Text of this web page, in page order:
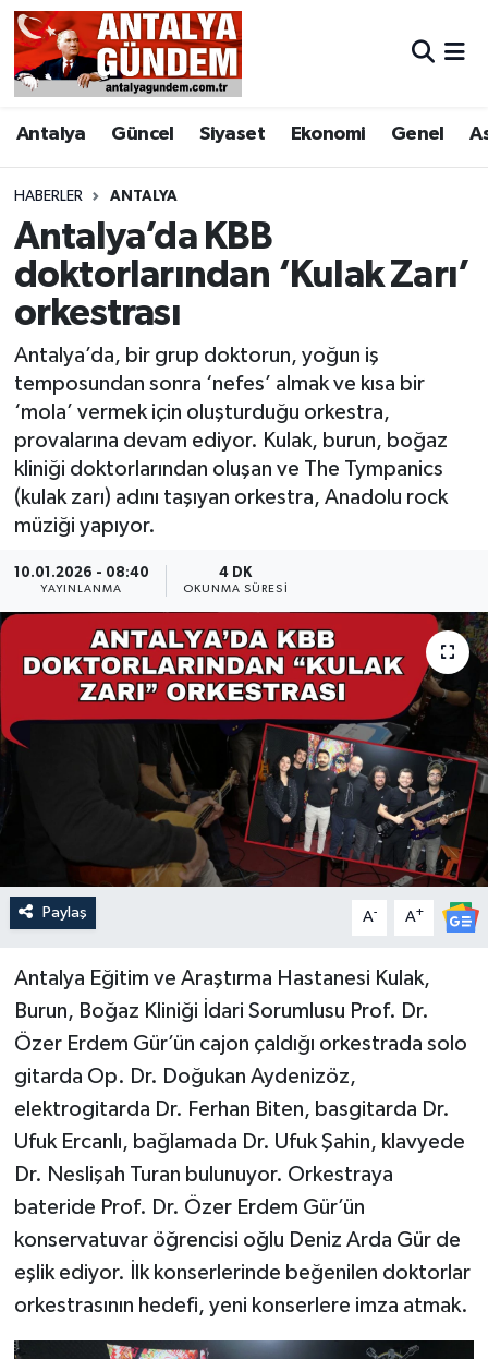
Antalya Güncel Siyaset Ekonomi Genel
HABERLER ANTALYA
Antalya’da KBB
doktorlarından ‘Kulak Zarı’
orkestrası
Antalya’da, bir grup doktorun, yoğun iş
temposundan sonra ‘nefes’ almak ve kısa bir
‘mola’ vermek için oluşturduğu orkestra,
provalarına devam ediyor. Kulak, burun, boğaz
kliniği doktorlarından oluşan ve The Tympanics
(kulak zarı) adını taşıyan orkestra, Anadolu rock
müziği yapıyor.
10.01.2026 - 08:40
YAYINLANMA
4 DK
OKUNMA SÜRESI
Paylaş A- A+
Antalya Eğitim ve Araştırma Hastanesi Kulak,
Burun, Boğaz Kliniği İdari Sorumlusu Prof. Dr.
Özer Erdem Gür’ün cajon çaldığı orkestrada solo
gitarda Op. Dr. Doğukan Aydenizöz,
elektrogitarda Dr. Ferhan Biten, basgitarda Dr.
Ufuk Ercanlı, bağlamada Dr. Ufuk Şahin, klavyede
Dr. Neslişah Turan bulunuyor. Orkestraya
bateride Prof. Dr. Özer Erdem Gür’ün
konservatuvar öğrencisi oğlu Deniz Arda Gür de
eşlik ediyor. İlk konserlerinde beğenilen doktorlar
orkestrasının hedefi, yeni konserlere imza atmak.
Antalya
Asayiş
Bilim & Teknoloji
Bölge
EĞİTİM
Ekonomi
Genel
Görüntülü Haber
Güncel
Kültür & Sanat
Magazin
Resmi İlan
Sağlık & Yaşam
Spor
Antalya Nöbetçi Eczaneler
Antalya Hava Durumu
Antalya Namaz Vakitleri
Antalya Trafik Yoğunluk Haritası
Süper Lig Puan Durumu ve Fikstür
Tüm Manşetler
Son Dakika Haberleri
Haber Arşivi